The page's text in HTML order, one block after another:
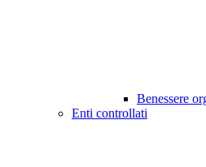
Benessere
Enti controllati